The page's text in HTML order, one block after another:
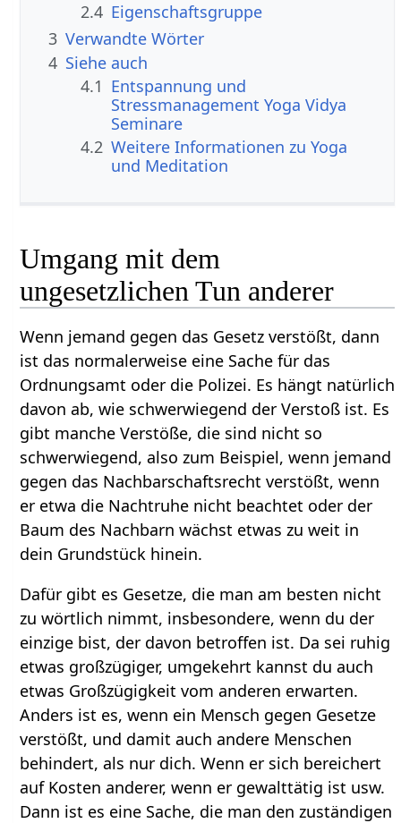
2.4 Eigenschaftsgruppe
3 Verwandte Wörter
4 Siehe auch
4.1 Entspannung und
Stressmanagement Yoga Vidya
Seminare
4.2 Weitere Informationen zu Yoga
und Meditation
Umgang mit dem
ungesetzlichen Tun anderer
Wenn jemand gegen das Gesetz verstößt, dann
ist das normalerweise eine Sache für das
Ordnungsamt oder die Polizei. Es hängt natürlich
davon ab, wie schwerwiegend der Verstoß ist. Es
gibt manche Verstöße, die sind nicht so
schwerwiegend, also zum Beispiel, wenn jemand
gegen das Nachbarschaftsrecht verstößt, wenn
er etwa die Nachtruhe nicht beachtet oder der
Baum des Nachbarn wächst etwas zu weit in
dein Grundstück hinein.
Dafür gibt es Gesetze, die man am besten nicht
zu wörtlich nimmt, insbesondere, wenn du der
einzige bist, der davon betroffen ist. Da sei ruhig
etwas großzügiger, umgekehrt kannst du auch
etwas Großzügigkeit vom anderen erwarten.
Anders ist es, wenn ein Mensch gegen Gesetze
verstößt, und damit auch andere Menschen
behindert, als nur dich. Wenn er sich bereichert
auf Kosten anderer, wenn er gewalttätig ist usw.
Dann ist es eine Sache, die man den zuständigen